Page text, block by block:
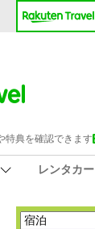
レンタカー